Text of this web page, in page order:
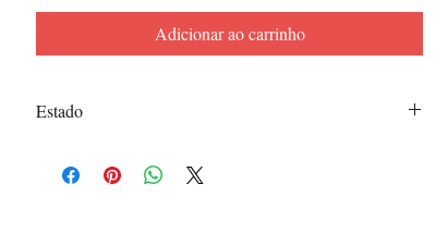
Adicionar ao carrinho
Estado